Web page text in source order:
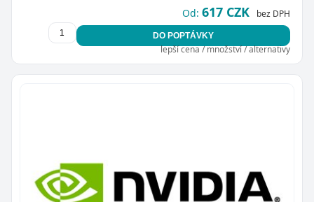
Od: 617 CZK bez DPH
DO POPTÁVKY
lepší cena / množství / alternativy